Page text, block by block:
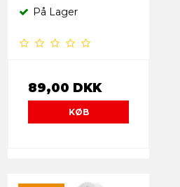
På Lager
89,00 DKK
KØB